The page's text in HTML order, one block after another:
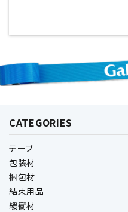
CATEGORIES
テープ
包装材
梱包材
結束用品
緩衝材